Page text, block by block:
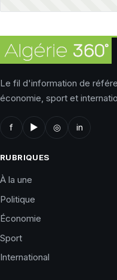
Le fil d'information de
économie, sport et
f ▶ ◎ in
RUBRIQUES
À la une
Politique
Économie
Sport
International